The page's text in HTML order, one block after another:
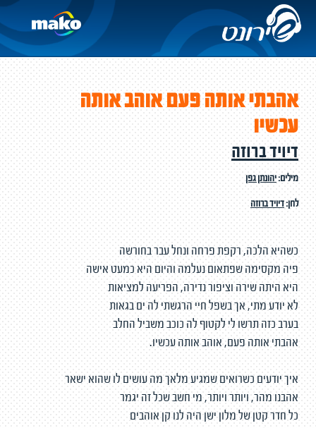
אהבתי אותה פעם אוהב אותה
עכשיו
דיויד ברוזה
מילים:יהונתן גפן
לחן:דיויד ברוזה
כשהיא הלכה, רקפת פרחה ונחל עבר בחורשה
פיה מקסימה שפתאום נעלמה והיום היא כמעט אישה
היא היתה שירה וציפור נדירה, הפריעה למציאות
לא יודע מתי, אך בשפל חיי הרגשתי לה ים בגאות
בערב כזה תרשו לי לקטוף לה כוכב משביל החלב
אהבתי אותה פעם, אוהב אותה עכשיו.
איך יודעים כשרואים שמגיע מלאך מה עושים לו שהוא ישאר
אהבנו מהר, ויותר ויותר, מי חשב שכל זה יגמר
כל חדר קטן של מלון ישן היה לנו קן אוהבים